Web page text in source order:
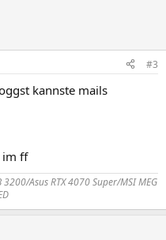
#3
kannste mails
im ff
Asus RTX 4070 Super/MSI MEG